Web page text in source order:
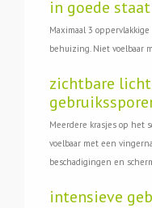
in goede staat
Maximaal 3
behuizing. Niet voelbaar
zichtbare
Meerdere krasjes op het
voelbaar met een
beschadigingen en
intensieve